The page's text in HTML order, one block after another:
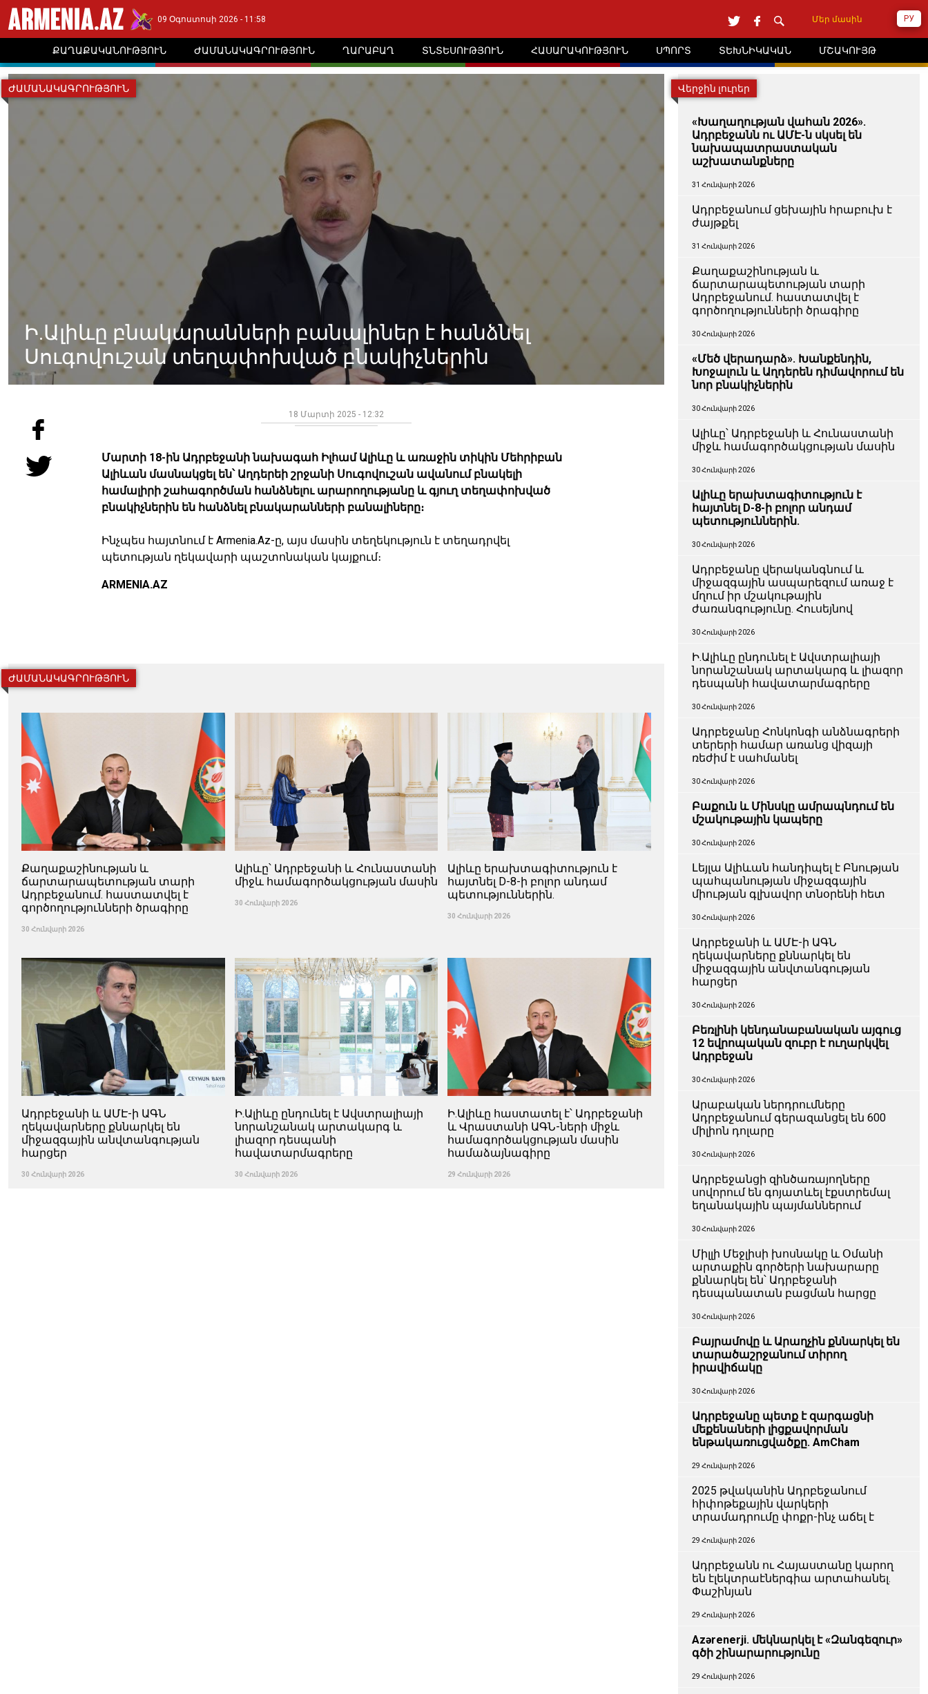
09 Օգոստոսի 2026 - 11:58 РУ
Մեր մասին
ՔԱՂԱՔԱԿԱՆՈՒԹՅՈՒՆ ԺԱՄԱՆԱԿԱԳՐՈՒԹՅՈՒՆ ՂԱՐԱԲԱՂ ՏՆՏԵՍՈՒԹՅՈՒՆ ՀԱՍԱՐԱԿՈՒԹՅՈՒՆ ՍՊՈՐՏ ՏԵԽՆԻԿԱԿԱՆ ՄՇԱԿՈՒՅԹ
Ի.Ալիևը բնակարանների բանալիներ է հանձնել
Սուգովուշան տեղափոխված բնակիչներին
ԺԱՄԱՆԱԿԱԳՐՈՒԹՅՈՒՆ
18 Մարտի 2025 - 12:32
Մարտի 18-ին Ադրբեջանի նախագահ Իլհամ Ալիևը և առաջին տիկին Մեհրիբան
Ալիևան մասնակցել են՝ Աղդերեի շրջանի Սուգովուշան ավանում բնակելի
համալիրի շահագործման հանձնելու արարողությանը և գյուղ տեղափոխված
բնակիչներին են հանձնել բնակարանների բանալիները։
Ինչպես հայտնում է Armenia.Az-ը, այս մասին տեղեկություն է տեղադրվել
պետության ղեկավարի պաշտոնական կայքում։
ARMENIA.AZ
ԺԱՄԱՆԱԿԱԳՐՈՒԹՅՈՒՆ
Քաղաքաշինության և
ճարտարապետության տարի
Ադրբեջանում. հաստատվել է
գործողությունների ծրագիրը
30 Հունվարի 2026
Ալիևը՝ Ադրբեջանի և Հունաստանի
միջև համագործակցության մասին
30 Հունվարի 2026
Ալիևը երախտագիտություն է
հայտնել D-8-ի բոլոր անդամ
պետություններին.
30 Հունվարի 2026
Ադրբեջանի և ԱՄԷ-ի ԱԳՆ
ղեկավարները քննարկել են
միջազգային անվտանգության
հարցեր
30 Հունվարի 2026
Ի.Ալիևը ընդունել է Ավստրալիայի
նորանշանակ արտակարգ և
լիազոր դեսպանի
հավատարմագրերը
30 Հունվարի 2026
Ի.Ալիևը հաստատել է՝ Ադրբեջանի
և Վրաստանի ԱԳՆ-ների միջև
համագործակցության մասին
համաձայնագիրը
29 Հունվարի 2026
Վերջին լուրեր
«Խաղաղության վահան 2026».
Ադրբեջանն ու ԱՄԷ-ն սկսել են
նախապատրաստական ​​
աշխատանքները
31 Հունվարի 2026
Ադրբեջանում ցեխային հրաբուխ է
ժայթքել
31 Հունվարի 2026
Քաղաքաշինության և
ճարտարապետության տարի
Ադրբեջանում. հաստատվել է
գործողությունների ծրագիրը
30 Հունվարի 2026
«Մեծ վերադարձ». Խանքենդին,
Խոջալուն և Աղդերեն դիմավորում են
նոր բնակիչներին
30 Հունվարի 2026
Ալիևը՝ Ադրբեջանի և Հունաստանի
միջև համագործակցության մասին
30 Հունվարի 2026
Ալիևը երախտագիտություն է
հայտնել D-8-ի բոլոր անդամ
պետություններին.
30 Հունվարի 2026
Ադրբեջանը վերականգնում և
միջազգային ասպարեզում առաջ է
մղում իր մշակութային
ժառանգությունը. Հուսեյնով
30 Հունվարի 2026
Ի.Ալիևը ընդունել է Ավստրալիայի
նորանշանակ արտակարգ և լիազոր
դեսպանի հավատարմագրերը
30 Հունվարի 2026
Ադրբեջանը Հոնկոնգի անձնագրերի
տերերի համար առանց վիզայի
ռեժիմ է սահմանել
30 Հունվարի 2026
Բաքուն և Մինսկը ամրապնդում են
մշակութային կապերը
30 Հունվարի 2026
Լեյլա Ալիևան հանդիպել է Բնության
պահպանության միջազգային
միության գլխավոր տնօրենի հետ
30 Հունվարի 2026
Ադրբեջանի և ԱՄԷ-ի ԱԳՆ
ղեկավարները քննարկել են
միջազգային անվտանգության
հարցեր
30 Հունվարի 2026
Բեռլինի կենդանաբանական այգուց
12 եվրոպական զուբր է ուղարկվել
Ադրբեջան
30 Հունվարի 2026
Արաբական ներդրումները
Ադրբեջանում գերազանցել են 600
միլիոն դոլարը
30 Հունվարի 2026
Ադրբեջանցի զինծառայողները
սովորում են գոյատևել էքստրեմալ
եղանակային պայմաններում
30 Հունվարի 2026
Միլլի Մեջլիսի խոսնակը և Օմանի
արտաքին գործերի նախարարը
քննարկել են՝ Ադրբեջանի
դեսպանատան բացման հարցը
30 Հունվարի 2026
Բայրամովը և Արաղչին քննարկել են
տարածաշրջանում տիրող
իրավիճակը
30 Հունվարի 2026
Ադրբեջանը պետք է զարգացնի
մեքենաների լիցքավորման
ենթակառուցվածքը. AmCham
29 Հունվարի 2026
2025 թվականին Ադրբեջանում
հիփոթեքային վարկերի
տրամադրումը փոքր-ինչ աճել է
29 Հունվարի 2026
Ադրբեջանն ու Հայաստանը կարող
են էլեկտրաէներգիա արտահանել.
Փաշինյան
29 Հունվարի 2026
Azərenerji. մեկնարկել է «Զանգեզուր»
գծի շինարարությունը
29 Հունվարի 2026